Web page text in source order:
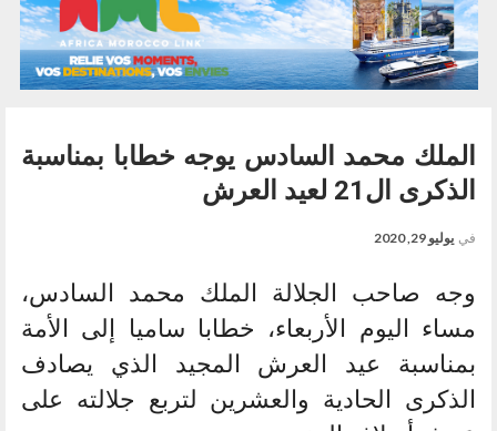
الملك محمد السادس يوجه خطابا بمناسبة
الذكرى ال21 لعيد العرش
في يوليو 29, 2020
وجه صاحب الجلالة الملك محمد السادس،
مساء اليوم الأربعاء، خطابا ساميا إلى الأمة
بمناسبة عيد العرش المجيد الذي يصادف
الذكرى الحادية والعشرين لتربع جلالته على